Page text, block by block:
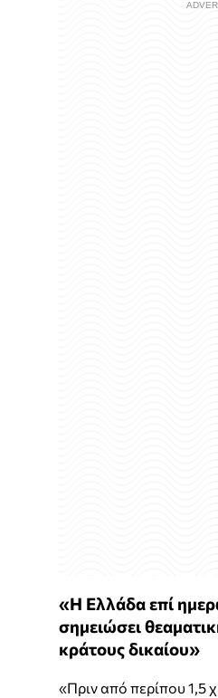
«Η Ελλάδα επί
σημειώσει
κράτους δικαίου»
«Πριν από περίπου 1,5